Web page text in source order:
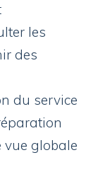
les
des
du service
vue globale